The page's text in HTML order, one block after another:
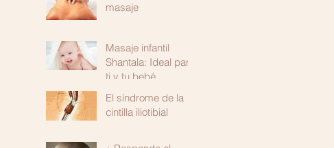
masaje
Masaje infantil
Shantala: Ideal para
ti y tu bebé.
El síndrome de la
cintilla iliotibial